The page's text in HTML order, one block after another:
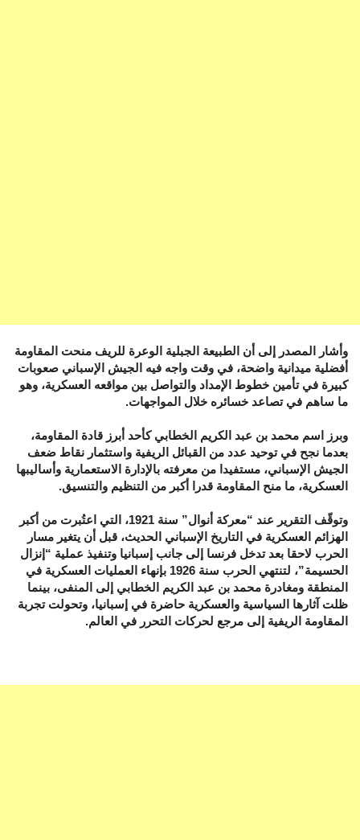
وأشار المصدر إلى أن الطبيعة الجبلية الوعرة للريف منحت المقاومة
أفضلية ميدانية واضحة، في وقت واجه فيه الجيش الإسباني صعوبات
كبيرة في تأمين خطوط الإمداد والتواصل بين مواقعه العسكرية، وهو
ما ساهم في تصاعد خسائره خلال المواجهات.
وبرز اسم محمد بن عبد الكريم الخطابي كأحد أبرز قادة المقاومة،
بعدما نجح في توحيد عدد من القبائل الريفية واستثمار نقاط ضعف
الجيش الإسباني، مستفيدا من معرفته بالإدارة الاستعمارية وأساليبها
العسكرية، ما منح المقاومة قدرا أكبر من التنظيم والتنسيق.
وتوقّف التقرير عند “معركة أنوال” سنة 1921، التي اعتُبرت من أكبر
الهزائم العسكرية في التاريخ الإسباني الحديث، قبل أن يتغير مسار
الحرب لاحقا بعد تدخل فرنسا إلى جانب إسبانيا وتنفيذ عملية “إنزال
الحسيمة”، لتنتهي الحرب سنة 1926 بإنهاء العمليات العسكرية في
المنطقة ومغادرة محمد بن عبد الكريم الخطابي إلى المنفى، بينما
ظلت آثارها السياسية والعسكرية حاضرة في إسبانيا، وتحولت تجربة
المقاومة الريفية إلى مرجع لحركات التحرر في العالم.